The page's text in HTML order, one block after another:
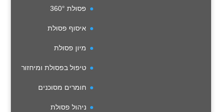
פסולת 360°
איסוף פסולת
מיון פסולת
טיפול בפסולת ומיחזור
חומרים מסוכנים
ניהול פסולת